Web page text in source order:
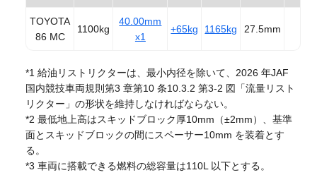
TOYOTA
86 MC
1100kg
40.00mm
x1
+65kg 1165kg 27.5mm
*1 給油リストリクターは、最小内径を除いて、2026 年JAF
国内競技車両規則第3 章第10 条10.3.2 第3-2 図「流量リスト
リクター」の形状を維持しなければならない。
*2 最低地上高はスキッドブロック厚10mm（±2mm）、基準
面とスキッドブロックの間にスペーサー10mm を装着とす
る。
*3 車両に搭載できる燃料の総容量は110L 以下とする。